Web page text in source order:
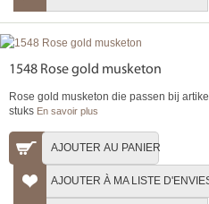
1548 Rose gold musketon
Rose gold musketon die passen bij
stuks En savoir plus
AJOUTER AU PANIER
AJOUTER À MA LISTE